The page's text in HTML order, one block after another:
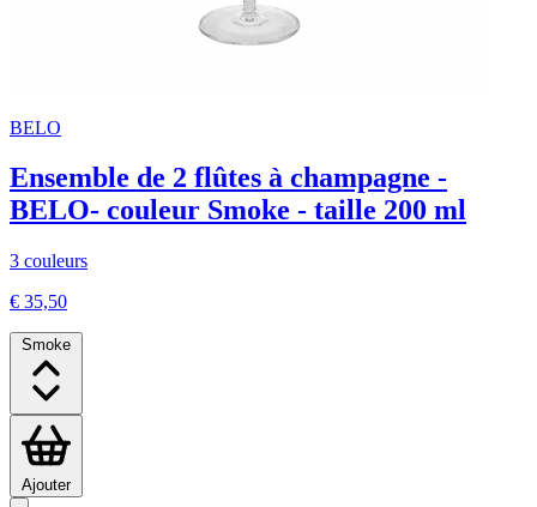
BELO
Ensemble de 2 flûtes à champagne -
BELO- couleur Smoke - taille 200 ml
3 couleurs
€ 35,50
Smoke
Ajouter